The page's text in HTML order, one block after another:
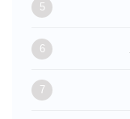
5
6
7